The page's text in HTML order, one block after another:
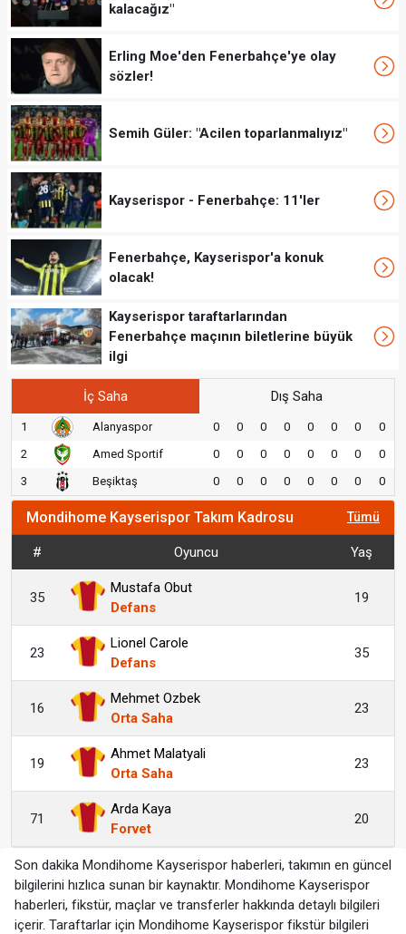
kalacağız"
Erling Moe'den Fenerbahçe'ye olay
sözler!
Semih Güler: "Acilen toparlanmalıyız"
Kayserispor - Fenerbahçe: 11'ler
Fenerbahçe, Kayserispor'a konuk
olacak!
Kayserispor taraftarlarından
Fenerbahçe maçının biletlerine büyük
ilgi
İç Saha Dış Saha
1 Alanyaspor 0 0 0 0 0 0 0
0
2
Amed Sportif 0 0 0 0 0 0 0
0
3
Beşiktaş 0 0 0 0 0 0 0 0
Mondihome Kayserispor Takım Kadrosu Tümü
# Oyuncu Yaş
35
Mustafa Obut
Defans
19
23
Lionel Carole
Defans
35
16
Mehmet Ozbek
Orta Saha
23
19
Ahmet Malatyali
Orta Saha
23
71
Arda Kaya
Forvet
20
Son dakika Mondihome Kayserispor haberleri, takımın en güncel
bilgilerini hızlıca sunan bir kaynaktır. Mondihome Kayserispor
haberleri, fikstür, maçlar ve transferler hakkında detaylı bilgileri
içerir. Taraftarlar için Mondihome Kayserispor fikstür bilgileri